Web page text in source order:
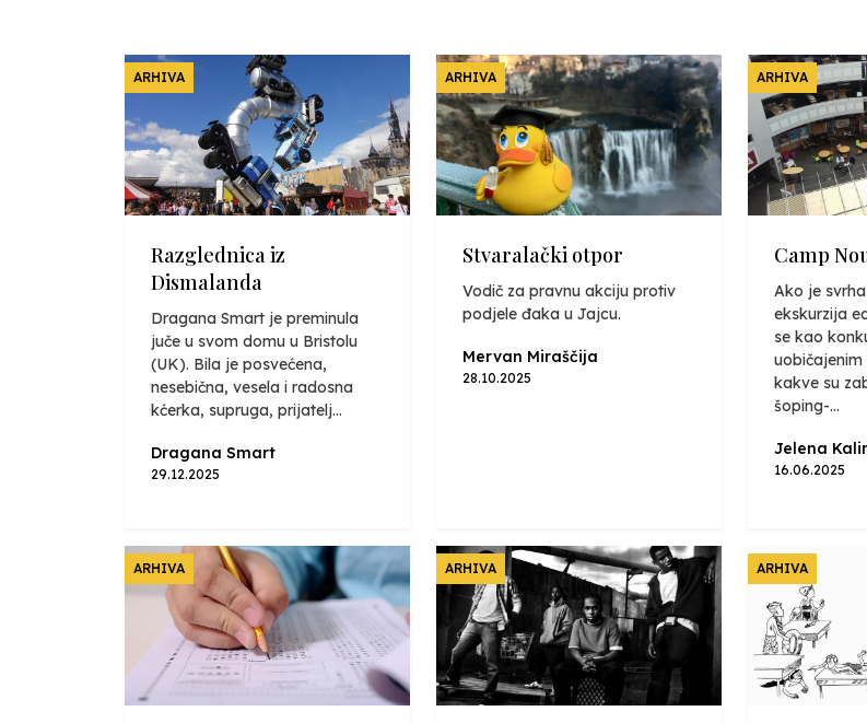
ARHIVA
Razglednica iz
Dismalanda
Dragana Smart je preminula
juče u svom domu u Bristolu
(UK). Bila je posvećena,
nesebična, vesela i radosna
kćerka, supruga, prijatelj...
Dragana Smart
29.12.2025
ARHIVA
Stvaralački otpor
Vodič za pravnu akciju protiv
podjele đaka u Jajcu.
Mervan Miraščija
28.10.2025
ARHIVA
Camp
Ako je
ekskurzija
se kao
kakve su
šoping-...
Jelena
16.06.2025
ARHIVA ARHIVA ARHIVA